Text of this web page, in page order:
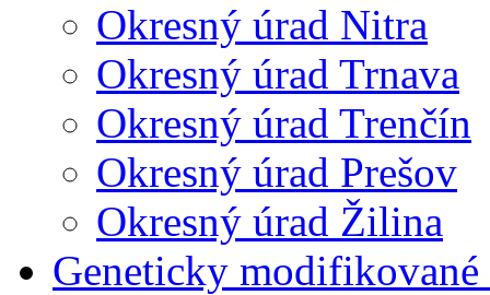
Okresný úrad Nitra
Okresný úrad Trnava
Okresný úrad Trenčín
Okresný úrad Prešov
Okresný úrad Žilina
Geneticky